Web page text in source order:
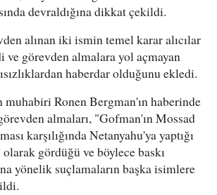
devraldığına dikkat çekildi.
alınan iki ismin temel karar alıcılar
ve görevden almalara yol açmayan
haberdar olduğunu ekledi.
Ronen Bergman'ın haberinde
almaları, "Gofman'ın Mossad
karşılığında Netanyahu'ya yaptığı
gördüğü ve böylece baskı
yönelik suçlamaların başka isimlere